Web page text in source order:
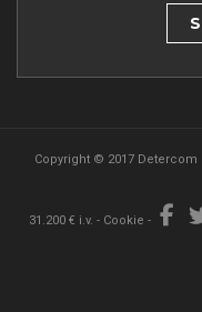
Copyright © 2017 Detercom
31.200 € i.v. - Cookie -